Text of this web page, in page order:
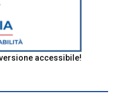
accessibile!